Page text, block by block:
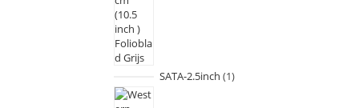
SATA-2.5inch 1